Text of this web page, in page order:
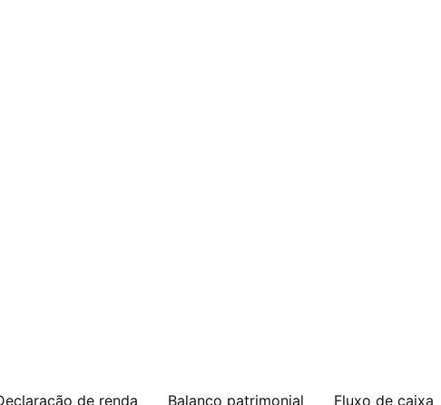
de renda Balanço patrimonial Fluxo de caixa